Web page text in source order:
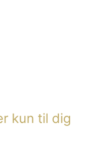
kun til dig